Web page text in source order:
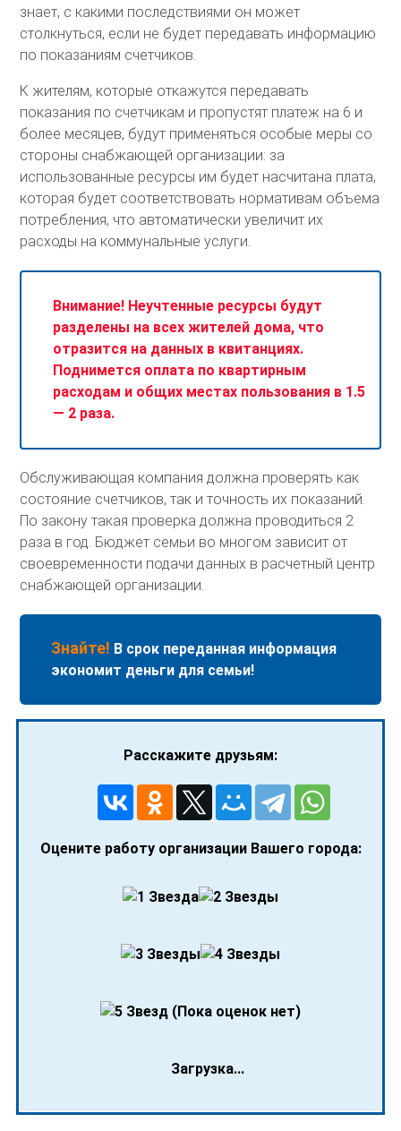
знает, с какими последствиями он может
столкнуться, если не будет передавать информацию
по показаниям счетчиков.
К жителям, которые откажутся передавать
показания по счетчикам и пропустят платеж на 6 и
более месяцев, будут применяться особые меры со
стороны снабжающей организации: за
использованные ресурсы им будет насчитана плата,
которая будет соответствовать нормативам объема
потребления, что автоматически увеличит их
расходы на коммунальные услуги.
Внимание! Неучтенные ресурсы будут
разделены на всех жителей дома, что
отразится на данных в квитанциях.
Поднимется оплата по квартирным
расходам и общих местах пользования в 1.5
— 2 раза.
Обслуживающая компания должна проверять как
состояние счетчиков, так и точность их показаний.
По закону такая проверка должна проводиться 2
раза в год. Бюджет семьи во многом зависит от
своевременности подачи данных в расчетный центр
снабжающей организации.
Знайте! В срок переданная информация
экономит деньги для семьи!
Расскажите друзьям:
Оцените работу организации Вашего города:
(Пока оценок нет)
Загрузка...